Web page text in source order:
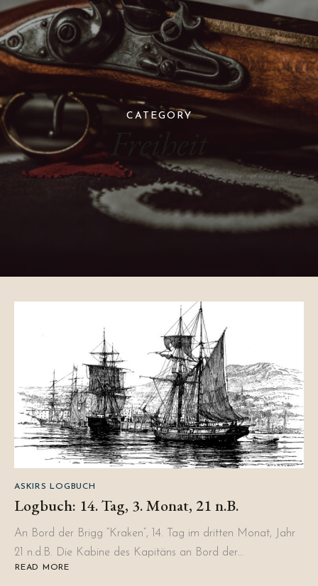
CATEGORY
ASKIRS LOGBUCH
Logbuch: 14. Tag, 3. Monat, 21 n.B.
An Bord der Brigg “Kraken”, 14. Tag im dritten Monat, Jahr
21 n.d.B. Die Kabine des Kapitäns an Bord der…
READ MORE
ABOUT